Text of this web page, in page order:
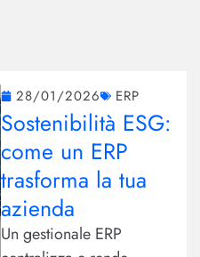
28/01/2026 ERP
Sostenibilità ESG:
come un ERP
trasforma la tua
azienda
Un gestionale ERP